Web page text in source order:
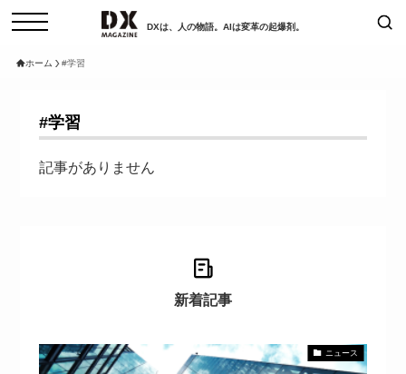
DXは、人の物語。AIは変革の起爆剤。
セミナー
サービスメニュー
動画
サイトマップ
お問い合わせ
運営会社
採用情報
【8/12開催】「イノベーションを
数値化する」～投資される事業の
基準と、終活DX「SouSou」に
～
2026-06-10
ホーム #学習
#学習
記事がありません
新着記事
ニュース